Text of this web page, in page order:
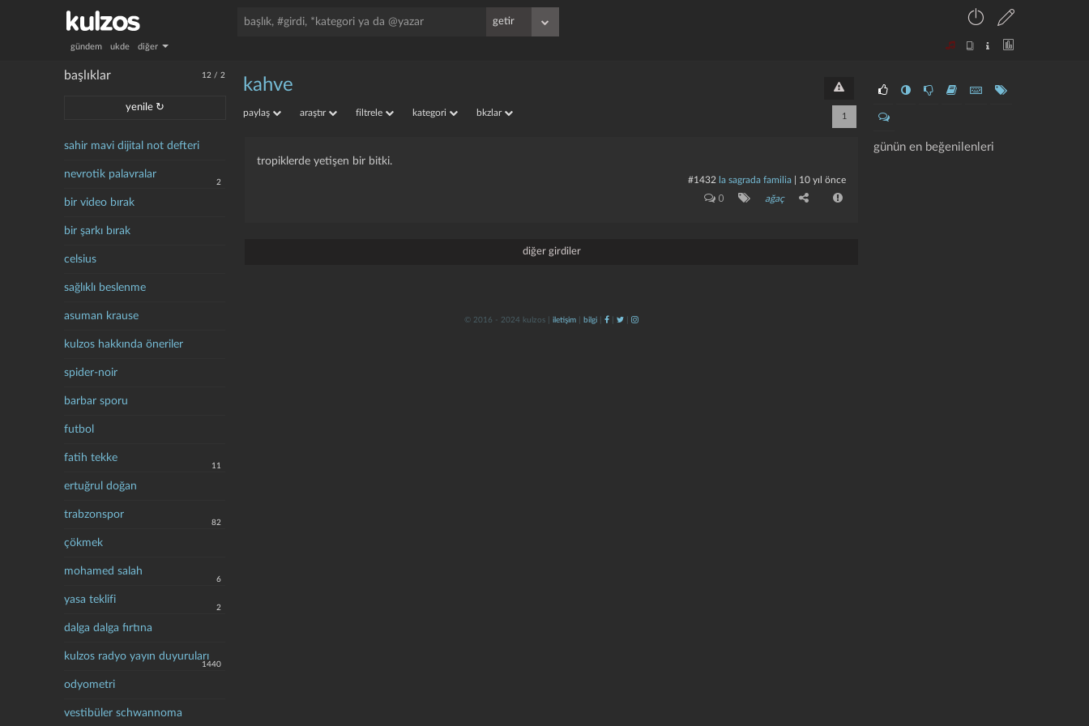
gündem ukde diğer
12 /2
başlıklar
yenile ↻
sahir mavi dijital not defteri
nevrotik palavralar
2
bir video bırak
bir şarkı bırak
celsius
sağlıklı beslenme
asuman krause
kulzos hakkında öneriler
spider-noir
barbar sporu
futbol
fatih tekke
11
ertuğrul doğan
trabzonspor
82
çökmek
mohamed salah
6
yasa teklifi
2
dalga dalga fırtına
kulzos radyo yayın duyuruları
1440
odyometri
vestibüler schwannoma
günün en beğenilenleri
kahve
paylaş araştır filtrele kategori bkzlar 1
tropiklerde yetişen bir bitki.
#1432 la sagrada familia| 10 yıl önce
0 ağaç
diğer girdiler
© 2016 - 2024 kulzos | iletişim bilgi